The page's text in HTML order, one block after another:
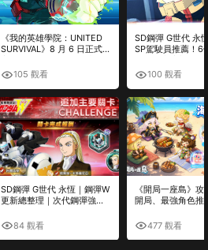
《我的英雄學院：UNITED
SURVIVAL》8 月 6 日正式上
約獎勵完整整理
105 觀看
SD鋼彈 G世代 永恆｜鋼彈W
更新總整理｜次代鋼彈強
絲)、平衡調整完整解析
84 觀看
SD鋼彈 G世代 永
SP駕駛員推薦！6
100 觀看
《開局一座島》攻
開局、最強角色推
完整解析
477 觀看